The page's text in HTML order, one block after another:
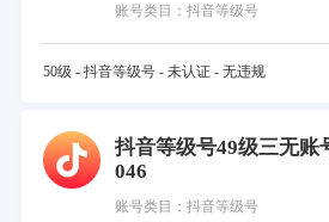
账号类目：抖音等级号
50级 - 抖音等级号 - 未认证 - 无违规
抖音等级号49级三无账
046
账号类目：抖音等级号